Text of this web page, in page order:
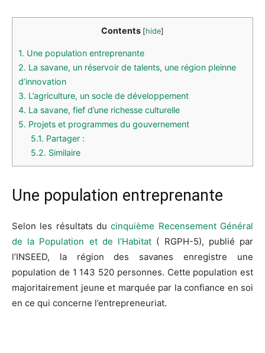
Contents [hide]
1. Une population entreprenante
2. La savane, un réservoir de talents, une région pleinne
d’innovation
3. L’agriculture, un socle de développement
4. La savane, fief d’une richesse culturelle
5. Projets et programmes du gouvernement
5.1. Partager :
5.2. Similaire
Une population entreprenante
Selon les résultats ducinquième Recensement Général
de la Population et de l’Habitat ( RGPH-5), publié par
l’INSEED, la région des savanes enregistre une
population de 1 143 520 personnes. Cette population est
majoritairement jeune et marquée par la confiance en soi
en ce qui concerne l’entrepreneuriat.